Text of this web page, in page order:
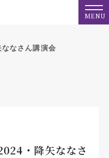
MENU
なさん講演会
・降矢ななさ